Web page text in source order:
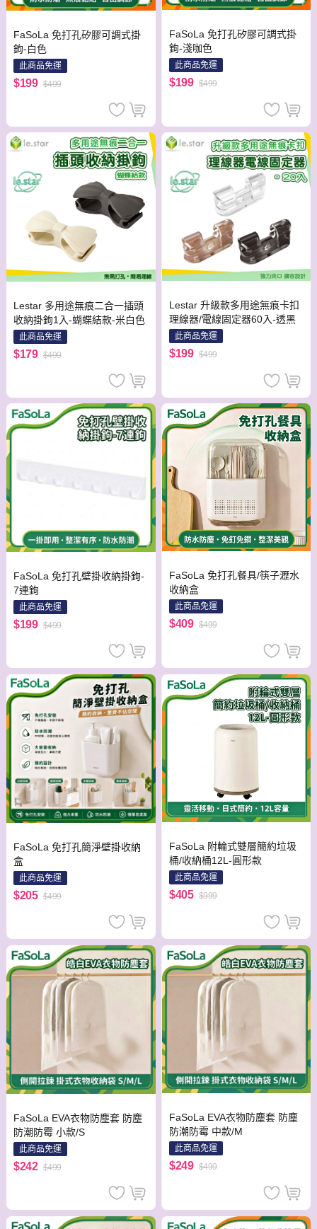
FaSoLa 免打孔矽膠可調式掛
鉤-白色
此商品免運
$199 $499
FaSoLa 免打孔矽膠可調式掛
鉤-淺咖色
此商品免運
$199 $499
Lestar 多用途無痕二合一插頭
收納掛鉤1入-蝴蝶結款-米白色
此商品免運
$179 $499
Lestar 升級款多用途無痕卡扣
理線器/電線固定器60入-透黑
此商品免運
$199 $499
FaSoLa 免打孔壁掛收納掛鉤-
7連鉤
此商品免運
$199 $499
FaSoLa 免打孔餐具/筷子瀝水
收納盒
此商品免運
$409 $499
FaSoLa 免打孔簡淨壁掛收納
盒
此商品免運
$205 $499
FaSoLa 附輪式雙層簡約垃圾
桶/收納桶12L-圓形款
此商品免運
$405 $999
FaSoLa EVA衣物防塵套 防塵
防潮防霉 小款/S
此商品免運
$242 $499
FaSoLa EVA衣物防塵套 防塵
防潮防霉 中款/M
此商品免運
$249 $499